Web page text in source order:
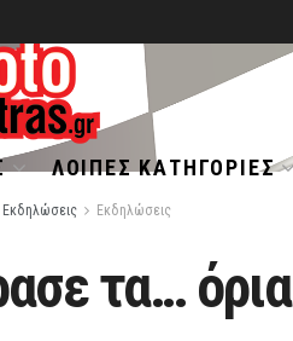
ΛΟΙΠΈΣ ΚΑΤΗΓΟΡΊΕΣ
Εκδηλώσεις Εκδηλώσεις
τα…